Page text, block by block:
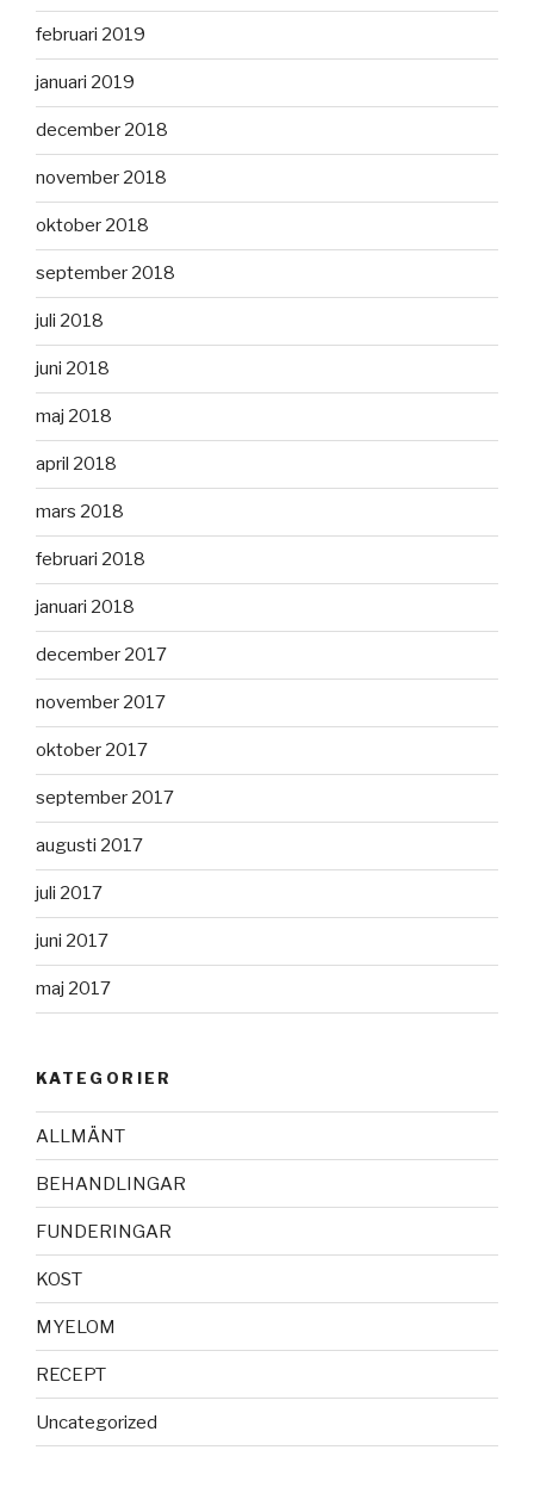
februari 2019
januari 2019
december 2018
november 2018
oktober 2018
september 2018
juli 2018
juni 2018
maj 2018
april 2018
mars 2018
februari 2018
januari 2018
december 2017
november 2017
oktober 2017
september 2017
augusti 2017
juli 2017
juni 2017
maj 2017
KATEGORIER
ALLMÄNT
BEHANDLINGAR
FUNDERINGAR
KOST
MYELOM
RECEPT
Uncategorized